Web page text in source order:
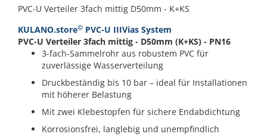
PVC-U Verteiler 3fach mittig D50mm - K+KS
KULANO.store© PVC-U IIIVias System
PVC-U Verteiler 3fach mittig - D50mm (K+KS) - PN16
3‑fach‑Sammelrohr aus robustem PVC für
zuverlässige Wasserverteilung
Druckbeständig bis 10 bar – ideal für Installationen
mit höherer Belastung
Mit zwei Klebestopfen für sichere Endabdichtung
Korrosionsfrei, langlebig und unempfindlich